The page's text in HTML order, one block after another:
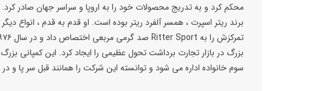
محکم کرد و به تدریج محصولات خود را به اروپا و سراسر جهان صادر
برند ریتر اسپرت ، همسر آلفرد ریتر بوده است. او قدم‌ به‌ قدم ، انواع
بزرگ در بازار تجارت برداشت تحول عظیمی را ایجاد کرد. این کمپانی
سوم خانواده اداره می شود و توانسته این شرکت را همانند قبل سر پا و